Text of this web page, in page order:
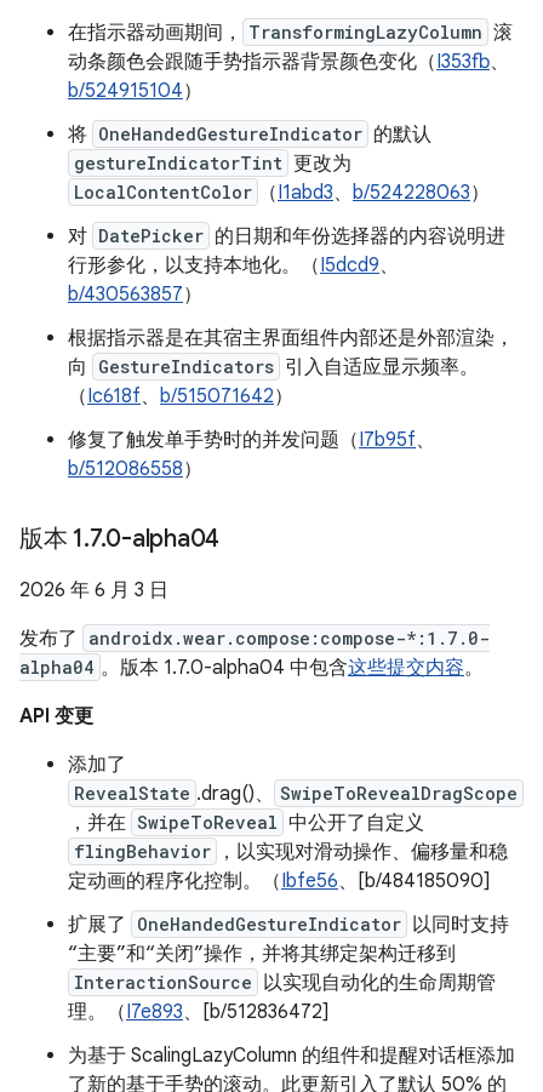
在指示器动画期间，
TransformingLazyColumn 滚
动条颜色会跟随手势指示器背景颜色变化（I353fb、
b/524915104）
将 OneHandedGestureIndicator 的默认
gestureIndicatorTint 更改为
LocalContentColor （I1abd3、 b/524228063）
对 DatePicker 的日期和年份选择器的内容说明进
行形参化，以支持本地化。（I5dcd9、
b/430563857）
根据指示器是在其宿主界面组件内部还是外部渲染，
向
GestureIndicators 引入自适应显示频率。
（Ic618f、 b/515071642）
修复了触发单手势时的并发问题（I7b95f、
b/512086558）
版本 1.7.0-alpha04
2026 年 6 月 3 日
发布了
androidx.wear.compose:compose-*:1.7.0-
alpha04 。版本 1.7.0-alpha04 中包含这些提交内容。
API 变更
添加了
RevealState .drag()、 SwipeToRevealDragScope
，并在 SwipeToReveal 中公开了自定义
flingBehavior
，以实现对滑动操作、偏移量和稳
定动画的程序化控制。（Ibfe56、[b/484185090]
扩展了
OneHandedGestureIndicator 以同时支持
“主要”和“关闭”操作，并将其绑定架构迁移到
InteractionSource 以实现自动化的生命周期管
理。（I7e893、[b/512836472]
为基于 ScalingLazyColumn 的组件和提醒对话框添加
了新的基于手势的滚动。此更新引入了默认 50% 的